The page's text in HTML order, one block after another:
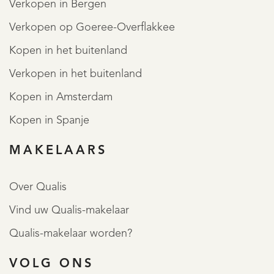
• Inhoud: ca. 1.067 m³
• Energielabel: C
MEER LEZEN
MINDER LEZEN
Verkopen in Bergen
Verkopen op Goeree-Overflakkee
Kopen in het buitenland
Verkopen in het buitenland
Kopen in Amsterdam
Kopen in Spanje
MAKELAARS
Over Qualis
Vind uw Qualis-makelaar
Qualis-makelaar worden?
VOLG ONS